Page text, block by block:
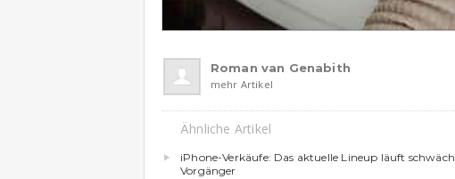
Roman van Genabith
mehr Artikel
Ähnliche Artikel
iPhone-Verkäufe: Das aktuelle Lineup läuft
Vorgänger